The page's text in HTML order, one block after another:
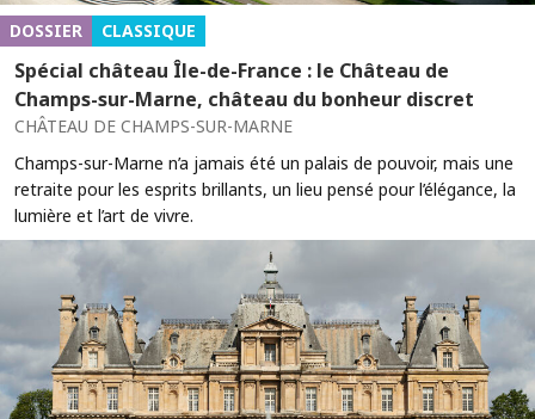
DOSSIER CLASSIQUE
Spécial château Île-de-France : le Château de
Champs-sur-Marne, château du bonheur discret
CHÂTEAU DE CHAMPS-SUR-MARNE
Champs-sur-Marne n’a jamais été un palais de pouvoir, mais une
retraite pour les esprits brillants, un lieu pensé pour l’élégance, la
lumière et l’art de vivre.